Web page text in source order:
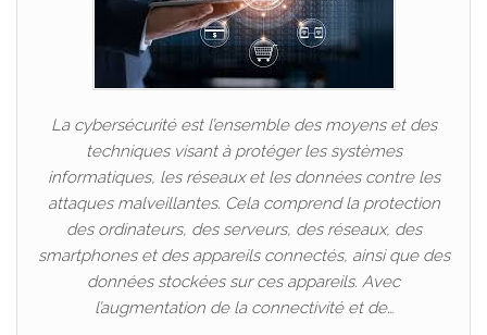
La cybersécurité est l’ensemble des moyens et des
techniques visant à protéger les systèmes
informatiques, les réseaux et les données contre les
attaques malveillantes. Cela comprend la protection
des ordinateurs, des serveurs, des réseaux, des
smartphones et des appareils connectés, ainsi que des
données stockées sur ces appareils. Avec
l’augmentation de la connectivité et de…